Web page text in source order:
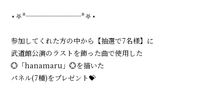
⋆⛧*┈┈┈┈┈┈┈┈*⛧⋆
参加してくれた方の中から【抽選で7名様】に
武道館公演のラストを飾った曲で使用した
💮「hanamaru」💮を描いた
パネル(7種)をプレゼント💝